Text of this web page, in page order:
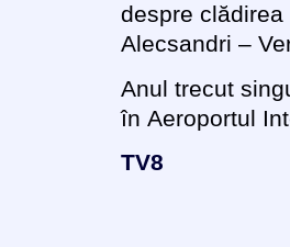
despre
Alecsandri –
Anul trecut
în Aeroportul
TV8